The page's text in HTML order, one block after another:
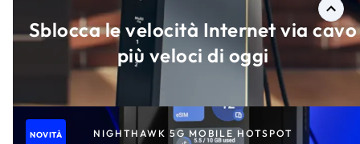
Sblocca le velocità Internet via cavo
più veloci di oggi
NOVITÀ NIGHTHAWK 5G MOBILE HOTSPOT